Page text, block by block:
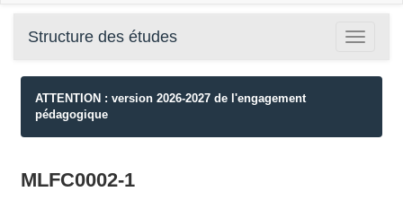
Toggle
Structure des études
ATTENTION : version 2026-2027 de l'engagement
pédagogique
MLFC0002-1